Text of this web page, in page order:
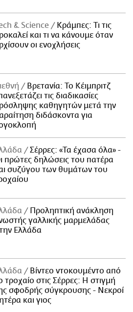
& Science
Κράμπες: Τι τις
και τι να κάνουμε όταν
οι ενοχλήσεις
Βρετανία: Το Κέιμπριτζ
τις διαδικασίες
καθηγητών μετά την
διδάσκοντα για
Σέρρες: «Τα έχασα όλα» -
πρώτες δηλώσεις του πατέρα
συζύγου των θυμάτων του
Προληπτική ανάκληση
γαλλικής μαρμελάδας
Ελλάδα
Βίντεο ντοκουμέντο από
τροχαίο στις Σέρρες: Η στιγμή
σφοδρής σύγκρουσης - Νεκροί
και γιος